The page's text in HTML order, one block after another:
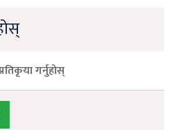
गर्नुहोस्